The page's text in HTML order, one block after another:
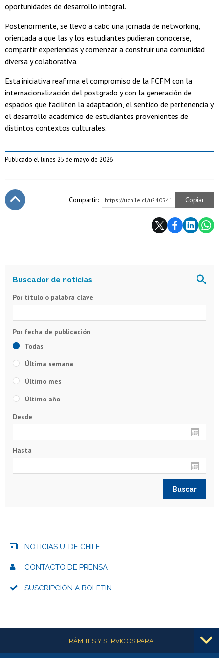
oportunidades de desarrollo integral.
Posteriormente, se llevó a cabo una jornada de networking,
orientada a que las y los estudiantes pudieran conocerse,
compartir experiencias y comenzar a construir una comunidad
diversa y colaborativa.
Esta iniciativa reafirma el compromiso de la FCFM con la
internacionalización del postgrado y con la generación de
espacios que faciliten la adaptación, el sentido de pertenencia y
el desarrollo académico de estudiantes provenientes de
distintos contextos culturales.
Publicado el lunes 25 de mayo de 2026
Compartir: https://uchile.cl/u240541 Copiar
Por título o palabra clave
Todas
Última semana
Último mes
Último año
Desde
Hasta
NOTICIAS U. DE CHILE
CONTACTO DE PRENSA
SUSCRIPCIÓN A BOLETÍN
Más informaciónTRÁMITES Y SERVICIOS PARA